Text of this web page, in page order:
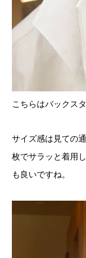
こちらはバックスタ
サイズ感は見ての
枚でサラッと着用
も良いですね。